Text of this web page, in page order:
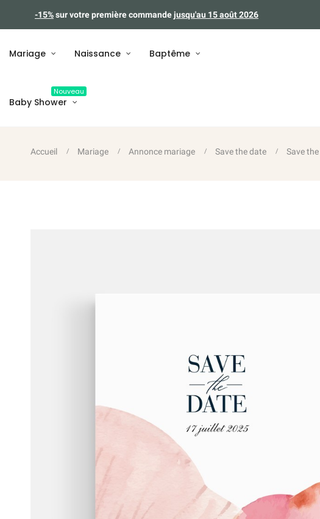
-15%sur votre première commandejusqu'au 15 août 2026
Mariage Naissance Baptême
Baby Shower
Nouveau
Accueil Mariage Annonce mariage Save the date Save